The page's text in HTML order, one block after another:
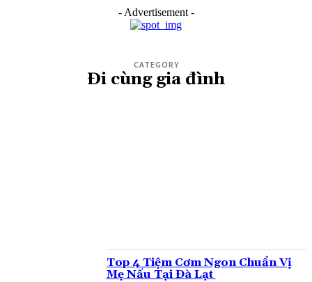
- Advertisement -
CATEGORY
Đi cùng gia đình
Top 4 Tiệm Cơm Ngon Chuẩn Vị
Mẹ Nấu Tại Đà Lạt